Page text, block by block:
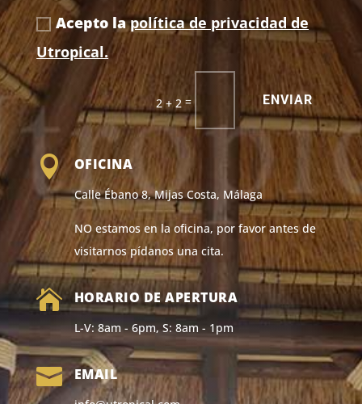
Acepto lapolítica de privacidad de
Utropical.
2 + 2 = ENVIAR
 OFICINA
Calle Ébano 8, Mijas Costa, Málaga
NO estamos en la oficina, por favor antes de
visitarnos pídanos una cita.
 HORARIO DE APERTURA
L-V: 8am - 6pm, S: 8am - 1pm
 EMAIL